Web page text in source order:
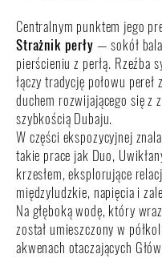
Centralnym punktem jego
Strażnik perły — sokół
pierścieniu z perłą. Rzeźba
łączy tradycję połowu pereł
duchem rozwijającego się z
szybkością Dubaju.
W części ekspozycyjnej
takie prace jak Duo,
krzesłem, eksplorujące
międzyludzkie, napięcia i
Na głęboką wodę, który
został umieszczony w
akwenach otaczających